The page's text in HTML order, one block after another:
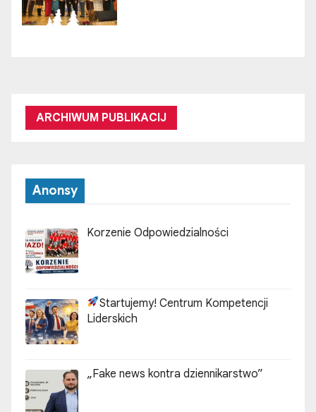
ARCHIWUM PUBLIKACIJ
Anonsy
Korzenie Odpowiedzialności
Startujemy! Centrum Kompetencji
Liderskich
„Fake news kontra dziennikarstwo”